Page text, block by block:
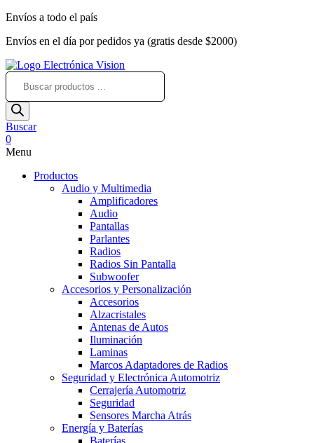
Envíos a todo el país
Envíos en el día por pedidos ya (gratis desde $2000)
Búsqueda
productos
Buscar
0
Menu
Productos
Audio y Multimedia
Amplificadores
Audio
Pantallas
Parlantes
Radios
Radios Sin Pantalla
Subwoofer
Accesorios y Personalización
Accesorios
Alzacristales
Antenas de Autos
Iluminación
Laminas
Marcos Adaptadores de Radios
Seguridad y Electrónica Automotriz
Cerrajería Automotriz
Seguridad
Sensores Marcha Atrás
Energía y Baterías
Baterías